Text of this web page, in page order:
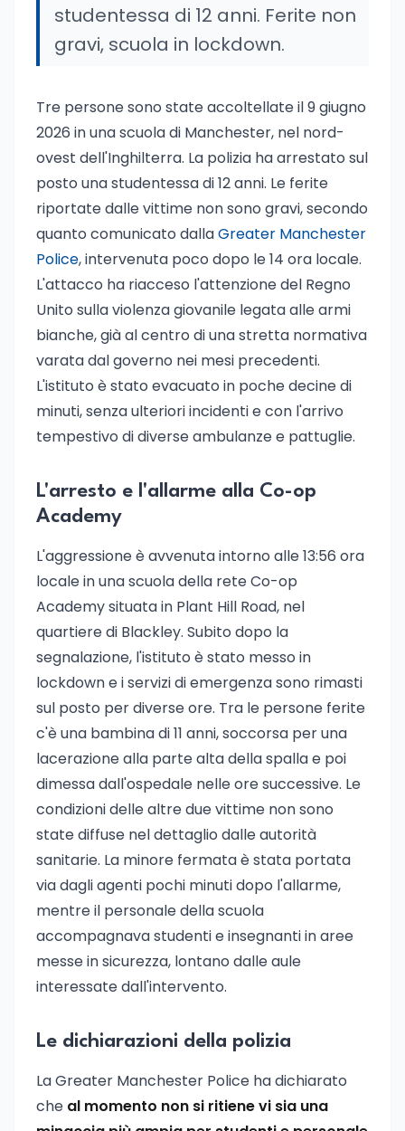
studentessa di 12 anni. Ferite non
gravi, scuola in lockdown.
Tre persone sono state accoltellate il 9 giugno
2026 in una scuola di Manchester, nel nord-
ovest dell'Inghilterra. La polizia ha arrestato sul
posto una studentessa di 12 anni. Le ferite
riportate dalle vittime non sono gravi, secondo
quanto comunicato dallaGreater Manchester
Police, intervenuta poco dopo le 14 ora locale.
L'attacco ha riacceso l'attenzione del Regno
Unito sulla violenza giovanile legata alle armi
bianche, già al centro di una stretta normativa
varata dal governo nei mesi precedenti.
L'istituto è stato evacuato in poche decine di
minuti, senza ulteriori incidenti e con l'arrivo
tempestivo di diverse ambulanze e pattuglie.
L'arresto e l'allarme alla Co-op
Academy
L'aggressione è avvenuta intorno alle 13:56 ora
locale in una scuola della rete Co-op
Academy situata in Plant Hill Road, nel
quartiere di Blackley. Subito dopo la
segnalazione, l'istituto è stato messo in
lockdown e i servizi di emergenza sono rimasti
sul posto per diverse ore. Tra le persone ferite
c'è una bambina di 11 anni, soccorsa per una
lacerazione alla parte alta della spalla e poi
dimessa dall'ospedale nelle ore successive. Le
condizioni delle altre due vittime non sono
state diffuse nel dettaglio dalle autorità
sanitarie. La minore fermata è stata portata
via dagli agenti pochi minuti dopo l'allarme,
mentre il personale della scuola
accompagnava studenti e insegnanti in aree
messe in sicurezza, lontano dalle aule
interessate dall'intervento.
Le dichiarazioni della polizia
La Greater Manchester Police ha dichiarato
che al momento non si ritiene vi sia una